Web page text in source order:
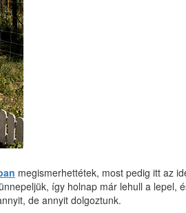
megismerhettétek, most pedig itt az
így holnap már lehull a lepel,
de annyit dolgoztunk.